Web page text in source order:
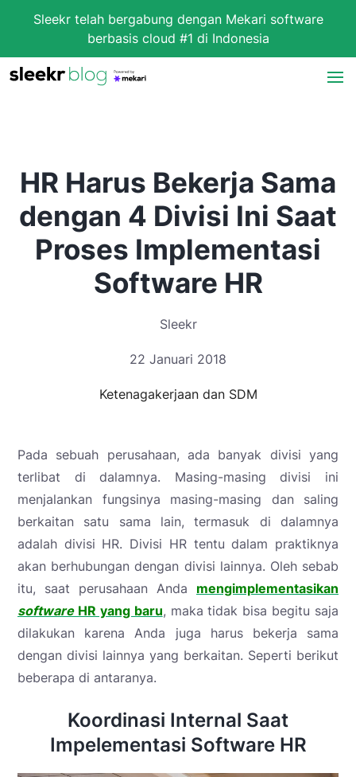
Sleekr telah bergabung dengan Mekari software
berbasis cloud #1 di Indonesia
HR Harus Bekerja Sama
dengan 4 Divisi Ini Saat
Proses Implementasi
Software HR
Sleekr
22 Januari 2018
Ketenagakerjaan dan SDM
Pada sebuah perusahaan, ada banyak divisi yang
terlibat di dalamnya. Masing-masing divisi ini
menjalankan fungsinya masing-masing dan saling
berkaitan satu sama lain, termasuk di dalamnya
adalah divisi HR. Divisi HR tentu dalam praktiknya
akan berhubungan dengan divisi lainnya. Oleh sebab
itu, saat perusahaan Anda mengimplementasikan
softwareHR yang baru, maka tidak bisa begitu saja
dilakukan karena Anda juga harus bekerja sama
dengan divisi lainnya yang berkaitan. Seperti berikut
beberapa di antaranya.
Koordinasi Internal Saat
Impelementasi Software HR